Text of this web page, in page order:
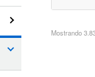
Mostrando